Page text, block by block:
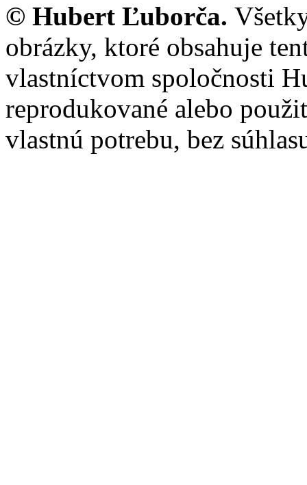
© Hubert Ľuborča.
obrázky, ktoré obsahuje
vlastníctvom spoločnosti
reprodukované alebo
vlastnú potrebu, bez